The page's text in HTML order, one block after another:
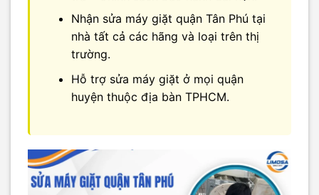
Nhận sửa máy giặt quận Tân Phú tại
nhà tất cả các hãng và loại trên thị
trường.
Hỗ trợ sửa máy giặt ở mọi quận
huyện thuộc địa bàn TPHCM.